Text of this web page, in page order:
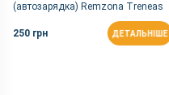
(автозарядка) Remzona Treneas
12W |2USB, 2.4A, 12W | Чорний
250 грн
ДЕТАЛЬНІШЕ